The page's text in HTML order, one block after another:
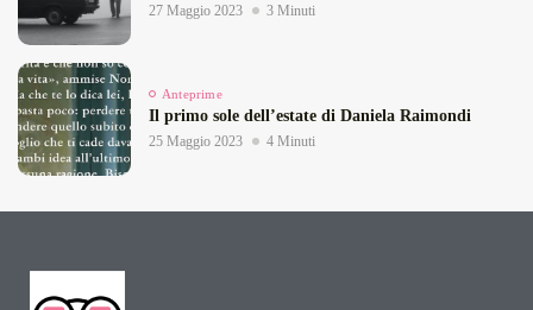
27 Maggio 2023 3 Minuti
Anteprime
Il primo sole dell’estate di Daniela Raimondi
25 Maggio 2023 4 Minuti